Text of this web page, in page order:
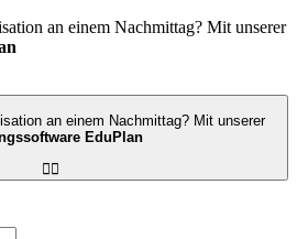
an einem Nachmittag? Mit unserer
an einem Nachmittag? Mit unserer
EduPlan
